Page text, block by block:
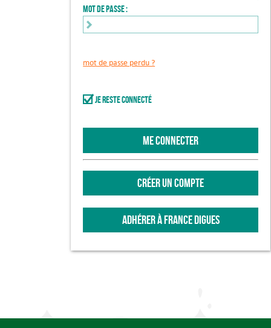
Mot de passe :
mot de passe perdu ?
Je reste connecté
ME CONNECTER
CRÉER UN COMPTE
ADHÉRER À FRANCE DIGUES